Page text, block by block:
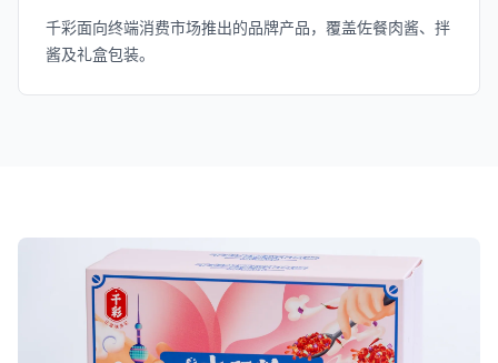
千彩面向终端消费市场推出的品牌产品，覆盖佐餐肉酱、拌
酱及礼盒包装。